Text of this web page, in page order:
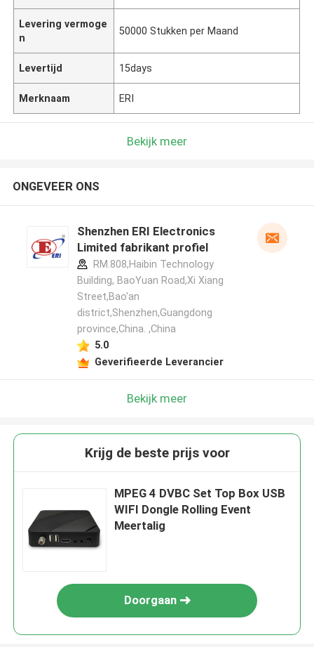
Levering vermoge
n
50000 Stukken per Maand
Levertijd 15days
Merknaam ERI
Bekijk meer
ONGEVEER ONS
Shenzhen ERI Electronics
Limited fabrikant profiel
RM.808,Haibin Technology
Building, BaoYuan Road,Xi Xiang
Street,Bao'an
district,Shenzhen,Guangdong
province,China. ,China
5.0
Geverifieerde Leverancier
Bekijk meer
Krijg de beste prijs voor
MPEG 4 DVBC Set Top Box USB
WIFI Dongle Rolling Event
Meertalig
Doorgaan